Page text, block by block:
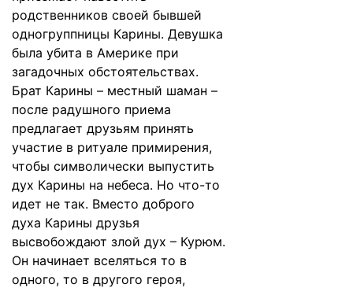
родственников своей бывшей
одногруппницы Карины. Девушка
была убита в Америке при
загадочных обстоятельствах.
Брат Карины – местный шаман –
после радушного приема
предлагает друзьям принять
участие в ритуале примирения,
чтобы символически выпустить
дух Карины на небеса. Но что-то
идет не так. Вместо доброго
духа Карины друзья
высвобождают злой дух – Курюм.
Он начинает вселяться то в
одного, то в другого героя,